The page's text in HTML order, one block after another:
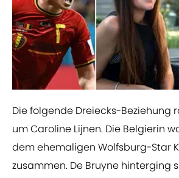
Die folgende Dreiecks-Beziehung
um Caroline Lijnen. Die Belgierin
dem ehemaligen Wolfsburg-Star
zusammen. De Bruyne hinterging